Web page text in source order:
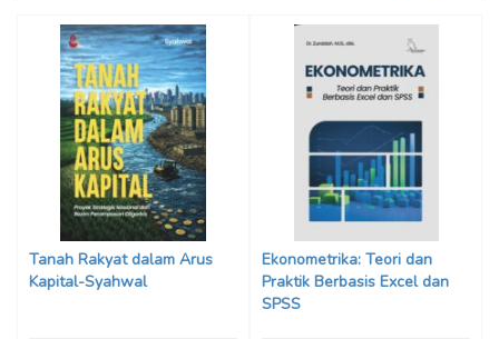
Tanah Rakyat dalam Arus
Kapital-Syahwal
Ekonometrika: Teori dan
Praktik Berbasis Excel dan
SPSS